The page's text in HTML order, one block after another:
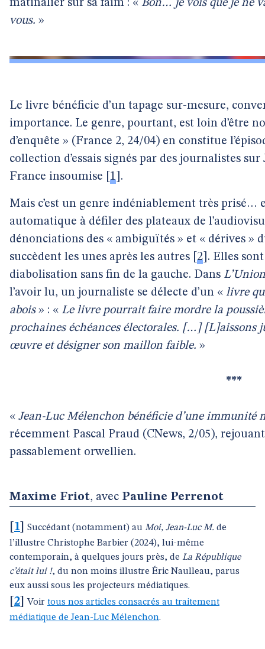
matinalier sur sa faim : « Bon… je vois que je ne
vous. »
Le livre bénéficie d’un tapage sur-mesure,
importance. Le genre, pourtant, est loin d’être
d’enquête » (France 2, 24/04) en constitue
collection d’essais signés par des journalistes
France insoumise
1 .
Mais c’est un genre indéniablement très
automatique à défiler des plateaux de
dénonciations des « ambiguïtés » et « dérives »
succèdent les unes après les autres 2 . Elles
diabolisation sans fin de la gauche. Dans L’Union
l’avoir lu, un journaliste se délecte d’un « livre
abois» : « Le livre pourrait faire mordre la
prochaines échéances électorales. […] [L]aissons
œuvre et désigner son maillon faible. »
***
« Jean-Luc Mélenchon bénéficie d’une immunité
récemment Pascal Praud (CNews, 2/05),
passablement orwellien.
Maxime Friot, avec Pauline Perrenot
1 Succédant (notamment) au Moi, Jean-Luc M. de
l’illustre Christophe Barbier (2024), lui-même
contemporain, à quelques jours près, de La République
c’était lui !, du non moins illustre Éric Naulleau, parus
eux aussi sous les projecteurs médiatiques.
2 ]Voir tous nos articles consacrés au traitement
médiatique de Jean-Luc Mélenchon.